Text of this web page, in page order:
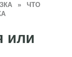
»
ЧТО
или